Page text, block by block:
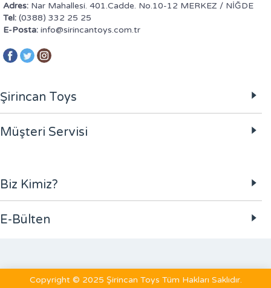
Adres: Nar Mahallesi. 401.Cadde. No.10-12 MERKEZ / NİĞDE
Tel: (0388) 332 25 25
E-Posta: info@sirincantoys.com.tr
Şirincan Toys
Müşteri Servisi
Biz Kimiz?
E-Bülten
Copyright © 2025 Şirincan Toys Tüm Hakları Saklıdır.